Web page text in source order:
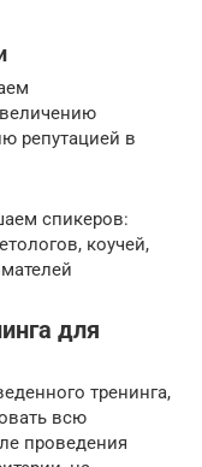
репутацией в
спикеров:
коучей,
для
тренинга,
всю
проведения